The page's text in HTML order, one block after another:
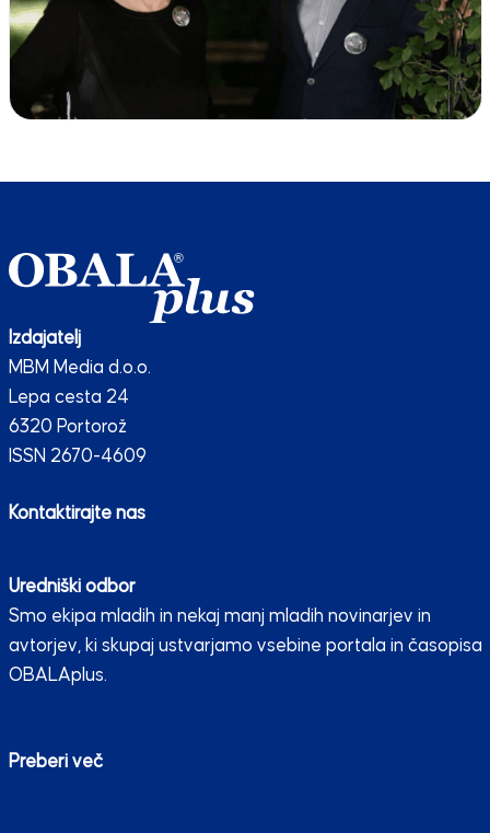
Izdajatelj
MBM Media d.o.o.
Lepa cesta 24
6320 Portorož
ISSN 2670-4609
Kontaktirajte nas
Uredniški odbor
Smo ekipa mladih in nekaj manj mladih novinarjev in
avtorjev, ki skupaj ustvarjamo vsebine portala in časopisa
OBALAplus.
Preberi več